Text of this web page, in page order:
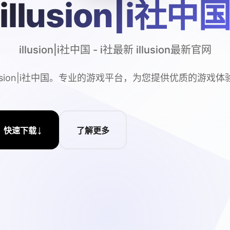
illusion|i社中国
illusion|i社中国 - i社最新 illusion最新官网
社中国。专业的游戏平台，为您提供优质的游戏体
快速下载↓ 了解更多